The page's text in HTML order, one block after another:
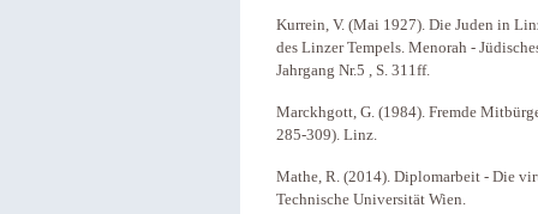
Kurrein, V. (Mai 1927). Die Juden in
des Linzer Tempels. Menorah -
Jahrgang Nr.5 , S. 311ff.
Marckhgott, G. (1984). Fremde
285-309). Linz.
Mathe, R. (2014). Diplomarbeit - Die
Technische Universität Wien.